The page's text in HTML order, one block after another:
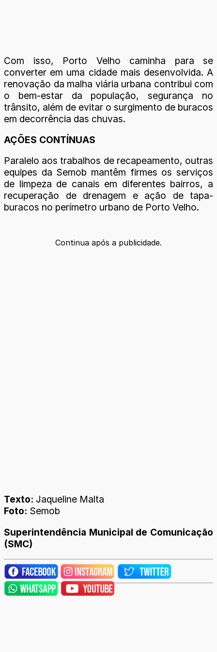
Com isso, Porto Velho caminha para se
converter em uma cidade mais desenvolvida. A
renovação da malha viária urbana contribui com
o bem-estar da população, segurança no
trânsito, além de evitar o surgimento de buracos
em decorrência das chuvas.
AÇÕES CONTÍNUAS
Paralelo aos trabalhos de recapeamento, outras
equipes da Semob mantêm firmes os serviços
de limpeza de canais em diferentes bairros, a
recuperação de drenagem e ação de tapa-
buracos no perímetro urbano de Porto Velho.
Continua após a publicidade.
Texto: Jaqueline Malta
Foto: Semob
Superintendência Municipal de Comunicação
(SMC)